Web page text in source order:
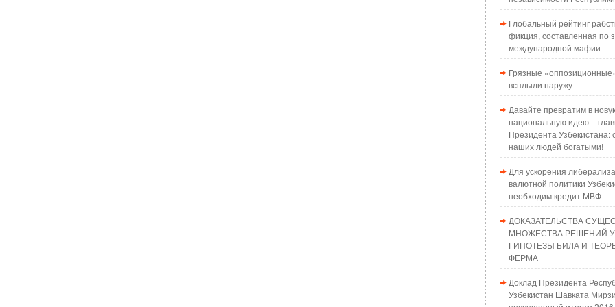
Глобальный рейтинг
фикция, составленная по
международной мафии
Грязные
всплыли наружу
Давайте превратим в
национальную идею –
Президента Узбекистана:
наших людей богатыми!
Для ускорения
валютной политики
необходим кредит МВФ
ДОКАЗАТЕЛЬСТВА
МНОЖЕСТВА РЕШЕНИЙ
ГИПОТЕЗЫ БИЛА И
ФЕРМА
Доклад Президента
Узбекистан Шавката